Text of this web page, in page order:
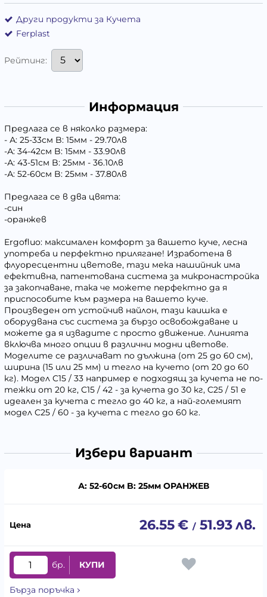
Други продукти за Кучета
Ferplast
Рейтинг:
Информация
Предлага се в няколко размера:
- А: 25-33см B: 15мм - 29.70лв
-А: 34-42см B: 15мм - 33.90лв
-А: 43-51см B: 25мм - 36.10лв
-А: 52-60см B: 25мм - 37.80лв
Предлага се в два цвята:
-син
-оранжев
Ergofluo: максимален комфорт за вашето куче, лесна
употреба и перфектно прилягане! Изработена в
флуоресцентни цветове, тази мека нашийник има
ефективна, патентована система за микронастройка
за закопчаване, така че можете перфектно да я
приспособите към размера на вашето куче.
Произведен от устойчив найлон, тази каишка е
оборудвана със система за бързо освобождаване и
можете да я извадите с просто движение. Линията
включва много опции в различни модни цветове.
Моделите се различават по дължина (от 25 до 60 см),
ширина (15 или 25 мм) и тегло на кучето (от 20 до 60
кг). Модел C15 / 33 например е подходящ за кучета не по-
тежки от 20 кг, C15 / 42 - за кучета до 30 кг, C25 / 51 е
идеален за кучета с тегло до 40 кг, а най-големият
модел C25 / 60 - за кучета с тегло до 60 кг.
Избери вариант
А: 52-60см B: 25мм ОРАНЖЕВ
26.55€ / 51.93лв.
бр. КУПИ
Бърза поръчка